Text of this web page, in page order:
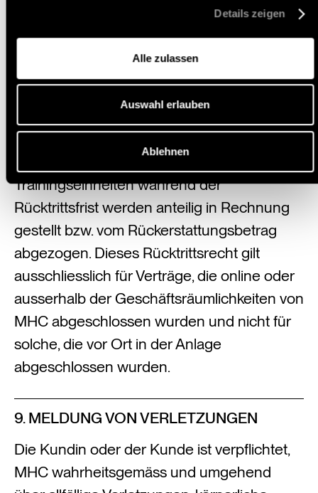
Details zeigen
Alle zulassen
Auswahl erlauben
Ablehnen
dieser Frist bei MHC eingehen. Für die
rechtzeitigen Versands. Bereits erbrachte
Dienstleistungen oder genutzte
Trainingseinheiten während der
Rücktrittsfrist werden anteilig in Rechnung
gestellt bzw. vom Rückerstattungsbetrag
abgezogen. Dieses Rücktrittsrecht gilt
ausschliesslich für Verträge, die online oder
ausserhalb der Geschäftsräumlichkeiten von
MHC abgeschlossen wurden und nicht für
solche, die vor Ort in der Anlage
abgeschlossen wurden.
9. MELDUNG VON VERLETZUNGEN
Die Kundin oder der Kunde ist verpflichtet,
MHC wahrheitsgemäss und umgehend